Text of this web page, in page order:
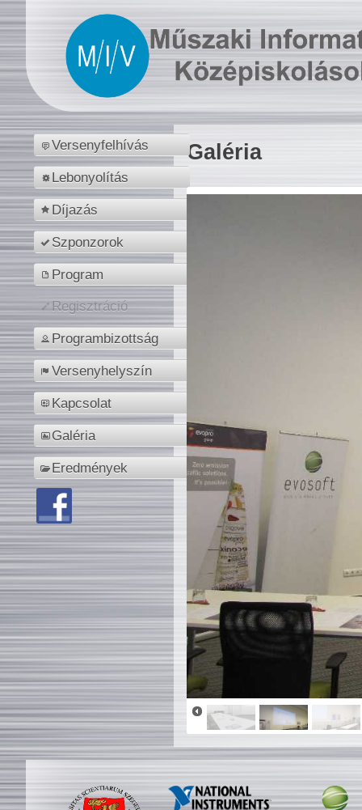
Versenyfelhívás
Lebonyolítás
Díjazás
Szponzorok
Program
Regisztráció
Programbizottság
Versenyhelyszín
Kapcsolat
Galéria
Eredmények
Galéria